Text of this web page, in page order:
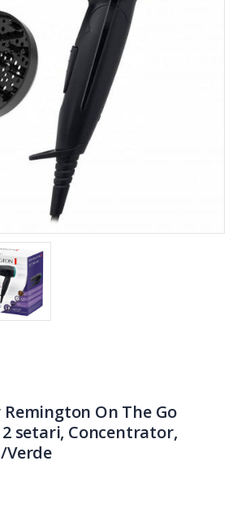
On The Go
2 setari, Concentrator,
Verde